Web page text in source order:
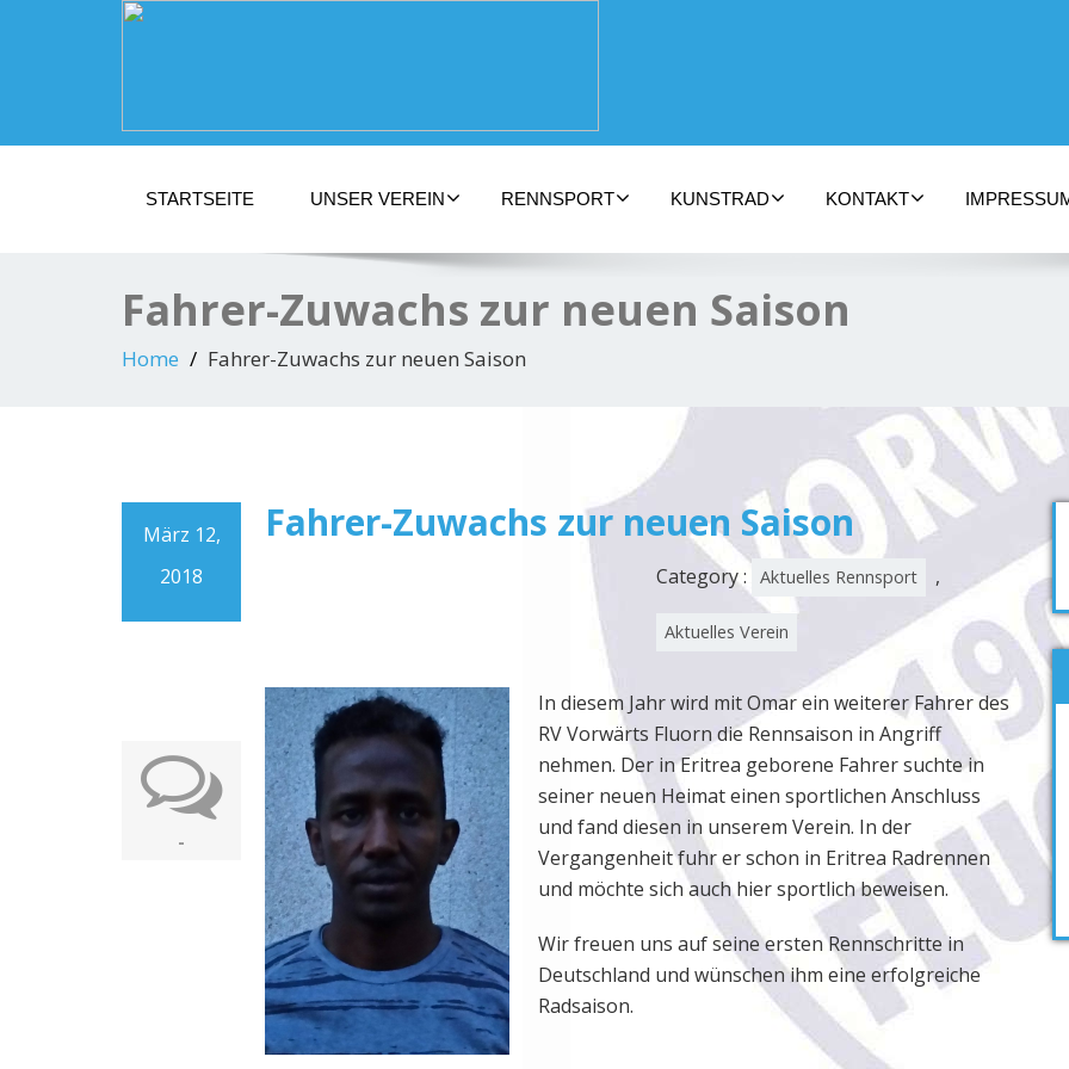
STARTSEITE UNSER VEREIN RENNSPORT KUNSTRAD KONTAKT
Fahrer-Zuwachs zur neuen Saison
Home Fahrer-Zuwachs zur neuen Saison
März 12,
2018
-
Fahrer-Zuwachs zur neuen Saison
Category : Aktuelles Rennsport ,
Aktuelles Verein
In diesem Jahr wird mit Omar ein weiterer Fahrer des
RV Vorwärts Fluorn die Rennsaison in Angriff
nehmen. Der in Eritrea geborene Fahrer suchte in
seiner neuen Heimat einen sportlichen Anschluss
und fand diesen in unserem Verein. In der
Vergangenheit fuhr er schon in Eritrea Radrennen
und möchte sich auch hier sportlich beweisen.
Wir freuen uns auf seine ersten Rennschritte in
Deutschland und wünschen ihm eine erfolgreiche
Radsaison.